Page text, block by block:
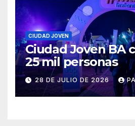
CIUDAD JOVEN
Ciudad Joven BA
25 mil personas
28 DE JULIO DE 2026